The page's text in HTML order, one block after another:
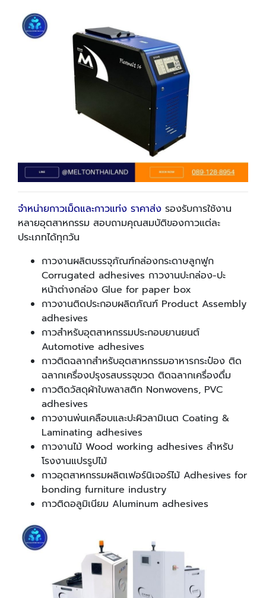
จำหน่ายกาวเม็ดและกาวแท่ง ราคาส่ง รองรับการใช้งาน
หลายอุตสาหกรรม สอบถามคุณสมบัติของกาวแต่ละ
ประเภทได้ทุกวัน
กาวงานผลิตบรรจุภัณฑ์กล่องกระดาษลูกฟูก
Corrugated adhesives กาวงานปะกล่อง-ปะ
หน้าต่างกล่อง Glue for paper box
กาวงานติดประกอบผลิตภัณฑ์ Product Assembly
adhesives
กาวสำหรับอุตสาหกรรมประกอบยานยนต์
Automotive adhesives
กาวติดฉลากสำหรับอุตสาหกรรมอาหารกระป๋อง ติด
ฉลากเครื่องปรุงรสบรรจุขวด ติดฉลากเครื่องดื่ม
กาวติดวัสดุผ้าใบพลาสติก Nonwovens, PVC
adhesives
กาวงานพ่นเคลือบและปะผิวลามิเนต Coating &
Laminating adhesives
กาวงานไม้ Wood working adhesives สำหรับ
โรงงานแปรรูปไม้
กาวอุตสาหกรรมผลิตเฟอร์นิเจอร์ไม้ Adhesives for
bonding furniture industry
กาวติดอลูมิเนียม Aluminum adhesives